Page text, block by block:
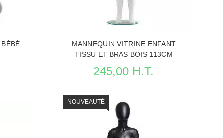
MANNEQUIN VITRINE ENFANT
TISSU ET BRAS BOIS 113CM
245,00 H.T.
NOUVEAUTÉ